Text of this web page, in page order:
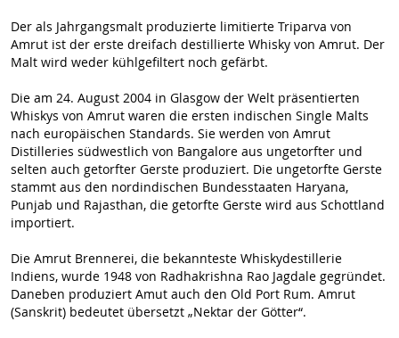
Der als Jahrgangsmalt produzierte limitierte Triparva von
Amrut ist der erste dreifach destillierte Whisky von Amrut. Der
Malt wird weder kühlgefiltert noch gefärbt.
Die am 24. August 2004 in Glasgow der Welt präsentierten
Whiskys von Amrut waren die ersten indischen Single Malts
nach europäischen Standards. Sie werden von Amrut
Distilleries südwestlich von Bangalore aus ungetorfter und
selten auch getorfter Gerste produziert. Die ungetorfte Gerste
stammt aus den nordindischen Bundesstaaten Haryana,
Punjab und Rajasthan, die getorfte Gerste wird aus Schottland
importiert.
Die Amrut Brennerei, die bekannteste Whiskydestillerie
Indiens, wurde 1948 von Radhakrishna Rao Jagdale gegründet.
Daneben produziert Amut auch den Old Port Rum. Amrut
(Sanskrit) bedeutet übersetzt „Nektar der Götter“.